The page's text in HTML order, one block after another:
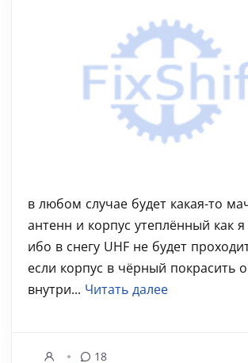
в любом случае будет какая-то
антенн и корпус утеплённый как
ибо в снегу UHF не будет
если корпус в чёрный покрасить
внутри... Читать далее
18